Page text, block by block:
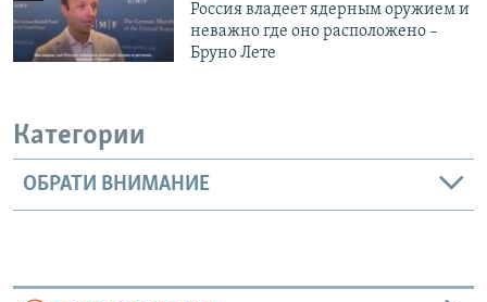
Россия владеет ядерным оружием и
неважно где оно расположено –
Бруно Лете
Категории
ОБРАТИ ВНИМАНИЕ